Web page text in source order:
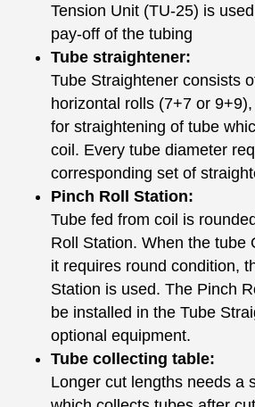
Tension Unit (TU-25) is
pay-off of the tubing
Tube straightener:
Tube Straightener consists
horizontal rolls (7+7 or
for straightening of tube
coil. Every tube diameter
corresponding set of
Pinch Roll Station:
Tube fed from coil is
Roll Station. When the tube
it requires round condition,
Station is used. The Pinch
be installed in the Tube
optional equipment.
Tube collecting table:
Longer cut lengths needs a